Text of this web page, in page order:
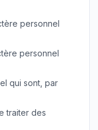
personnel
personnel
qui sont, par
traiter des